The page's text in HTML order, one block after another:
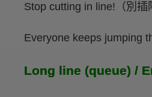
Stop cutting in line!（別插
Everyone keeps jumping
Long line (queue) /